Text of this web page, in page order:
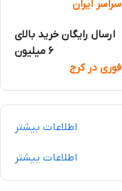
سراسر ایران
ارسال رایگان خرید بالای
6 میلیون
فوری در کرج
اطلاعات بیشتر
اطلاعات بیشتر